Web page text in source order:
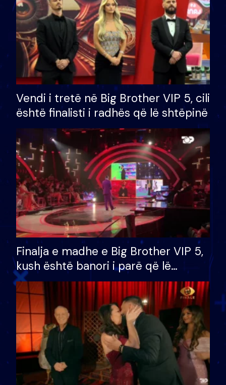
Vendi i tretë në Big Brother VIP 5, cili
është finalisti i radhës që lë shtëpinë
Finalja e madhe e Big Brother VIP 5,
kush është banori i parë që lë
shtëpinë dhe humb mundësinë për
të fituar çmimin e madh